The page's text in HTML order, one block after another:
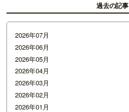
過去の記事
2026年07月
2026年06月
2026年05月
2026年04月
2026年03月
2026年02月
2026年01月